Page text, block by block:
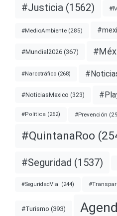
#Justicia (1562)
#MedioAmbiente (285)
#Mundial2026 (367)
#Narcotráfico (268)
#NoticiasMexico (323)
#Política (262) #Prevención
#QuintanaRoo
#Seguridad (1537)
#SeguridadVial (244)
#Turismo (393)